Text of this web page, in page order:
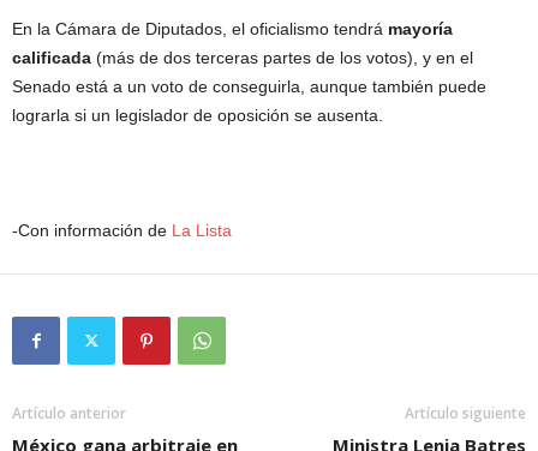
En la Cámara de Diputados, el oficialismo tendrá mayoría
calificada (más de dos terceras partes de los votos), y en el
Senado está a un voto de conseguirla, aunque también puede
lograrla si un legislador de oposición se ausenta.
-Con información de La Lista
Artículo anterior
México gana arbitraje en
Artículo siguiente
Ministra Lenia Batres